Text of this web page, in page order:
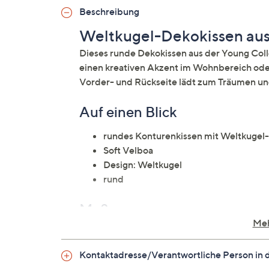
Beschreibung
Weltkugel-Dekokissen
Dieses runde Dekokissen aus der Young
einen kreativen Akzent im Wohnbereich
Vorder- und Rückseite lädt zum Träumen
Auf einen Blick
rundes Konturenkissen mit
Soft Velboa
Design: Weltkugel
rund
Maße
Kontaktadresse/Verantwortliche Person in